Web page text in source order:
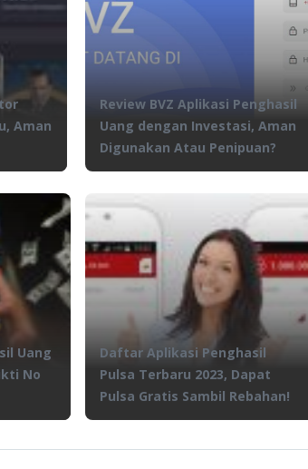
Aman
Review BVZ Aplikasi Penghasil
Uang dengan Investasi, Aman
Digunakan Atau Penipuan?
Uang
No
Daftar Aplikasi Penghasil
Pulsa Terbaru 2023, Dapat
Pulsa Gratis Sambil Rebahan!